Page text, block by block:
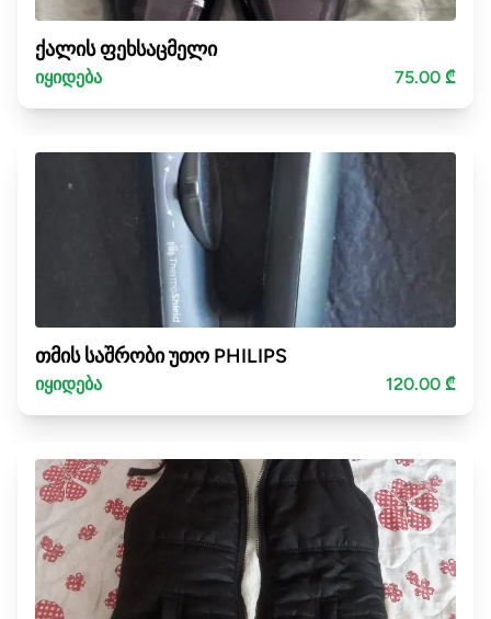
ქალის ფეხსაცმელი
იყიდება 75.00 ₾
თმის საშრობი უთო PHILIPS
იყიდება 120.00 ₾